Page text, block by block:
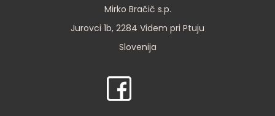
Mirko Bračič s.p.
Jurovci 1b, 2284 Videm pri Ptuju
Slovenija